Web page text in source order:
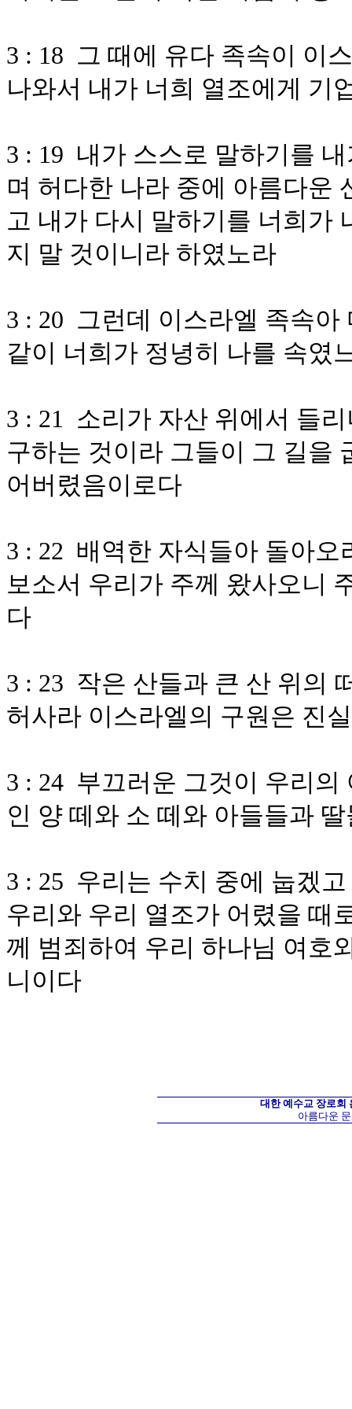
3 : 18 그 때에 유다 족속이 이
나와서 내가 너희 열조에게 기
3 : 19 내가 스스로 말하기를
며 허다한 나라 중에 아름다운
고 내가 다시 말하기를 너희가
지 말 것이니라 하였노라
3 : 20 그런데 이스라엘 족속
같이 너희가 정녕히 나를 속였
3 : 21 소리가 자산 위에서 들
구하는 것이라 그들이 그 길을
어버렸음이로다
3 : 22 배역한 자식들아 돌아
보소서 우리가 주께 왔사오니
다
3 : 23 작은 산들과 큰 산 위의
허사라 이스라엘의 구원은 진
3 : 24 부끄러운 그것이 우리
인 양 떼와 소 떼와 아들들과
3 : 25 우리는 수치 중에 눕겠
우리와 우리 열조가 어렸을 때
께 범죄하여 우리 하나님 여호
니이다
대한 예수교 장로회
아름다운